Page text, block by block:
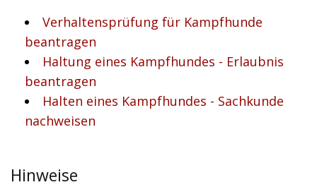
Verhaltensprüfung für Kampfhunde
beantragen
Haltung eines Kampfhundes - Erlaubnis
beantragen
Halten eines Kampfhundes - Sachkunde
nachweisen
Hinweise